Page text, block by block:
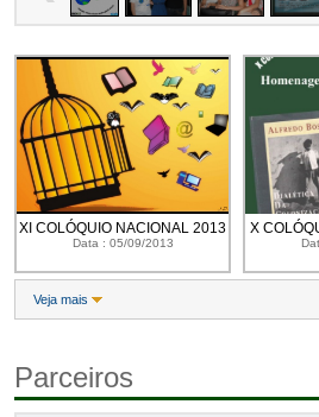
XI COLÓQUIO NACIONAL 2013
Data : 05/09/2013
X
Veja mais
Parceiros